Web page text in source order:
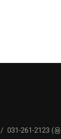
/ 031-261-2123 (